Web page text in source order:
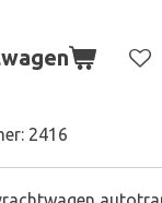
2416